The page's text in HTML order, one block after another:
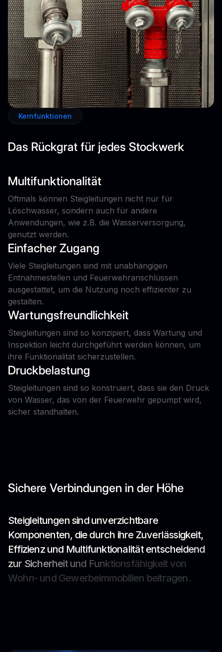
Kernfunktionen
Das Rückgrat für jedes Stockwerk
Multifunktionalität
Oftmals können Steigleitungen nicht nur für
Löschwasser, sondern auch für andere
Anwendungen, wie z.B. die Wasserversorgung,
genutzt werden.
Einfacher Zugang
Viele Steigleitungen sind mit unabhängigen
Entnahmestellen und Feuerwehranschlüssen
ausgestattet, um die Nutzung noch effizienter zu
gestalten.
Wartungsfreundlichkeit
Steigleitungen sind so konzipiert, dass Wartung und
Inspektion leicht durchgeführt werden können, um
ihre Funktionalität sicherzustellen.
Druckbelastung
Steigleitungen sind so konstruiert, dass sie den Druck
von Wasser, das von der Feuerwehr gepumpt wird,
sicher standhalten.
Sichere Verbindungen in der Höhe
Steigleitungensind unverzichtbare
Komponenten, die durch ihre Zuverlässigkeit,
Effizienz und Multifunktionalität entscheidend
zur Sicherheit und Funktionsfähigkeit von
Wohn- und Gewerbeimmobilien beitragen.